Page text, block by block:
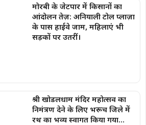
मोरबी के जेटपार में किसानों का
आंदोलन तेज़: अनियाली टोल प्लाज़ा
के पास हाईवे जाम, महिलाएं भी
सड़कों पर उतरीं।
श्री खोडलधाम मंदिर महोत्सव का
निमंत्रण देने के लिए भरूच जिले में
रथ का भव्य स्वागत किया गया…